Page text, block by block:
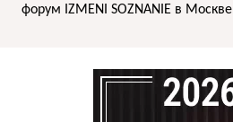
форум IZMENI SOZNANIE в Москве